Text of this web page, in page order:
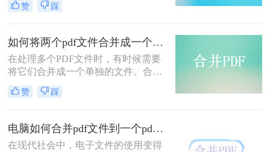
时，我们可能需要将多个PDF文档合
那么，如何把pdf文档合并在一起呢？
下面我们将为您介绍合并PDF文档的
详细步骤与技巧。
赞 踩
如何将两个pdf文件合并成一个？这三个方法就够用啦！
​在处理多个PDF文件时，有时候需要
将它们合并成一个单独的文件。合并
PDF文件可以帮助您更好地组织文
件、简化文档管理和提高工作效率。
呢？本文将介绍三种实用的方法，帮
助您将两个PDF文件合并成一个。
赞 踩
电脑如何合并pdf文件到一个pdf？这二招分分钟解决！
在现代社会中，电子文件的使用变得